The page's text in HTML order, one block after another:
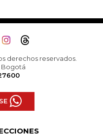
derechos reservados.
Bogotá